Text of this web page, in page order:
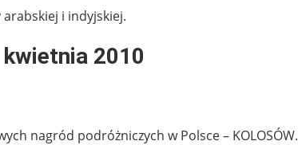
i indyjskiej.
2010
nagród podróżniczych w Polsce – KOLOSÓW.